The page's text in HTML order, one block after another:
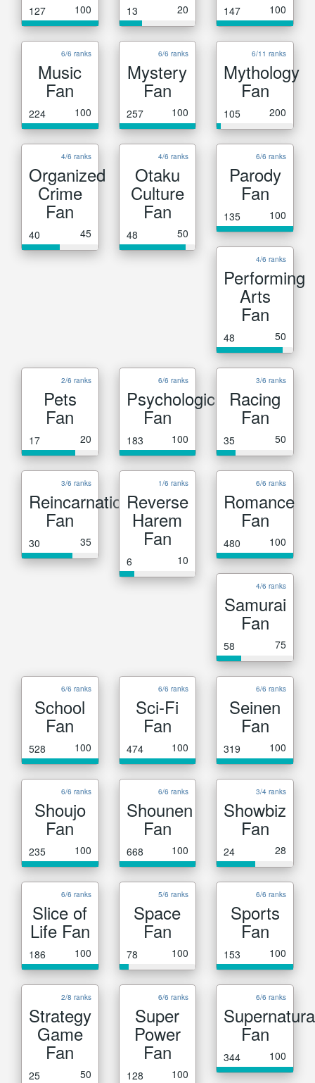
127 100 13 20 147 100
6/6 ranks
Music
Fan
224 100
6/6 ranks
Mystery
Fan
257 100
6/11 ranks
Mythology
Fan
105 200
4/6 ranks
Organized
Crime
Fan
40 45
4/6 ranks
Otaku
Culture
Fan
48 50
6/6 ranks
Parody
Fan
135 100
4/6 ranks
Performing
Arts
Fan
48 50
2/6 ranks
Pets
Fan
17 20
6/6 ranks
Psychological
Fan
183 100
3/6 ranks
Racing
Fan
35 50
3/6 ranks
Reincarnation
Fan
30 35
1/6 ranks
Reverse
Harem
Fan
6 10
6/6 ranks
Romance
Fan
480 100
4/6 ranks
Samurai
Fan
58 75
6/6 ranks
School
Fan
528 100
6/6 ranks
Sci-Fi
Fan
474 100
6/6 ranks
Seinen
Fan
319 100
6/6 ranks
Shoujo
Fan
235 100
6/6 ranks
Shounen
Fan
668 100
3/4 ranks
Showbiz
Fan
24 28
6/6 ranks
Slice of
Life Fan
186 100
5/6 ranks
Space
Fan
78 100
6/6 ranks
Sports
Fan
153 100
2/8 ranks
Strategy
Game
Fan
25 50
6/6 ranks
Super
Power
Fan
128 100
6/6 ranks
Fan
344 100